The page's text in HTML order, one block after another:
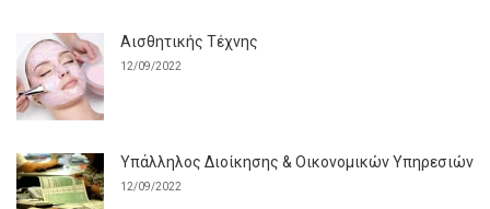
Αισθητικής Τέχνης
12/09/2022
Υπάλληλος Διοίκησης & Οικονομικών Υπηρεσιών
12/09/2022